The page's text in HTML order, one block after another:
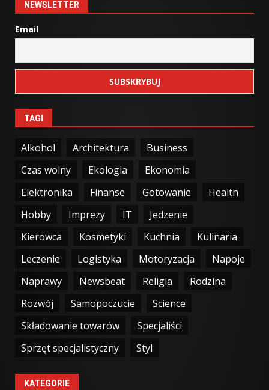
NEWSLETTER
Email
TAGI
Alkohol Architektura
Business
Czas wolny
Ekologia
Ekonomia
Elektronika
Finanse Gotowanie
Health
Hobby
Imprezy IT
Jedzenie
Kierowca
Kosmetyki Kuchnia
Kulinaria
Leczenie
Logistyka Motoryzacja
Napoje
Naprawy
Newsbeat Religia
Rodzina
Rozwój
Samopoczucie
Science
Składowanie towarów
Specjaliści
Sprzęt specjalistyczny
Styl
KATEGORIE